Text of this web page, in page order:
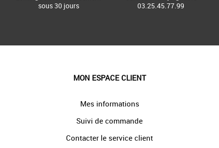
sous 30 jours
03.25.45.77.99
MON ESPACE CLIENT
Mes informations
Suivi de commande
Contacter le service client